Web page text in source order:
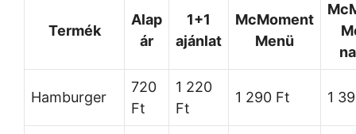
Termék
Alap
ár
1+1
ajánlat
McMoment
Menü
Hamburger
720
Ft
1 220
Ft
1 290 Ft 1